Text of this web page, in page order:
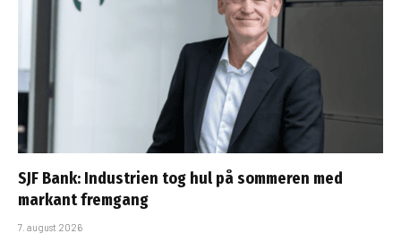
SJF Bank: Industrien tog hul på sommeren med
markant fremgang
7. august 2026